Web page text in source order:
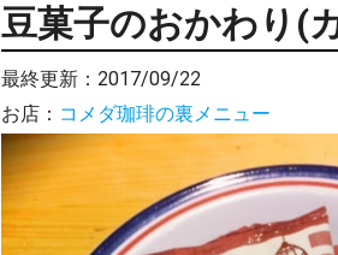
豆菓子のおかわり(
最終更新： 2017/09/22
お店： コメダ珈琲の裏メニュー